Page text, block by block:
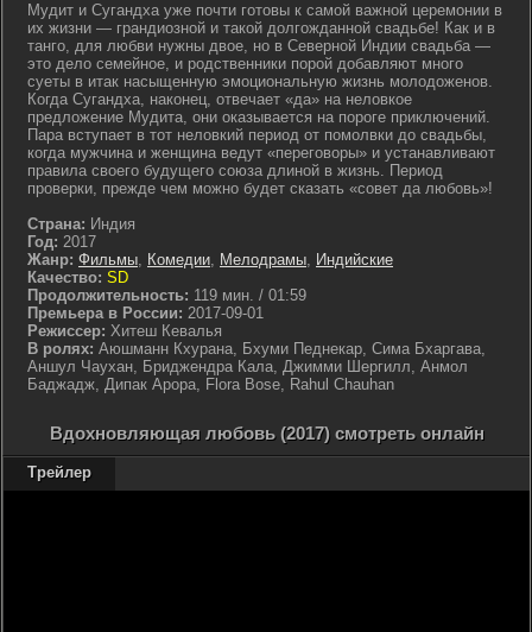
Мудит и Сугандха уже почти готовы к самой важной церемонии в
их жизни — грандиозной и такой долгожданной свадьбе! Как и в
танго, для любви нужны двое, но в Северной Индии свадьба —
это дело семейное, и родственники порой добавляют много
суеты в итак насыщенную эмоциональную жизнь молодоженов.
Когда Сугандха, наконец, отвечает «да» на неловкое
предложение Мудита, они оказывается на пороге приключений.
Пара вступает в тот неловкий период от помолвки до свадьбы,
когда мужчина и женщина ведут «переговоры» и устанавливают
правила своего будущего союза длиной в жизнь. Период
проверки, прежде чем можно будет сказать «совет да любовь»!
Страна: Индия
Год: 2017
Жанр: Фильмы, Комедии, Мелодрамы, Индийские
Качество: SD
Продолжительность: 119 мин. / 01:59
Премьера в России: 2017-09-01
Режиссер: Хитеш Кевалья
В ролях: Аюшманн Кхурана, Бхуми Педнекар, Сима Бхаргава,
Аншул Чаухан, Бриджендра Кала, Джимми Шергилл, Анмол
Баджадж, Дипак Арора, Flora Bose, Rahul Chauhan
Вдохновляющая любовь (2017) смотреть онлайн
Трейлер